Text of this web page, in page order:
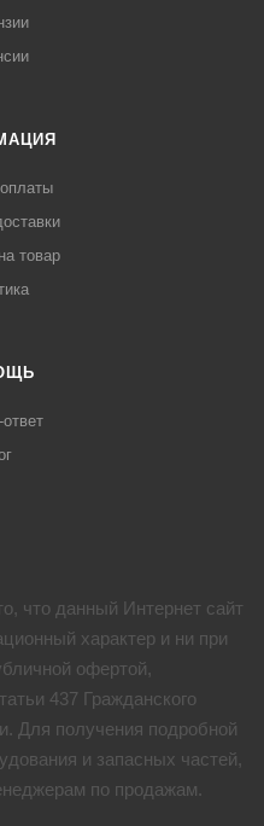
товар
что данный Интернет сайт
характер и ни при
офертой,
437 Гражданского
Для получения подробной
и запасных частей,
по продажам.